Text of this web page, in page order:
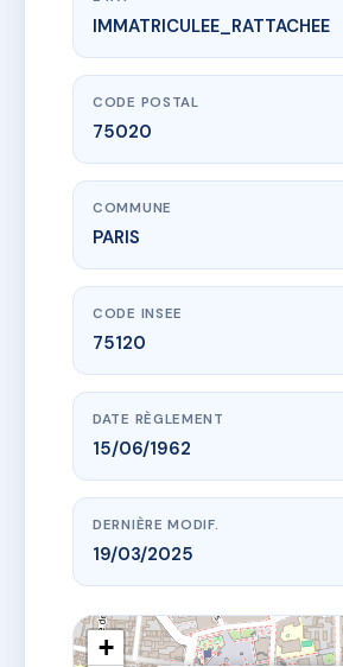
www.vme.plus/AB3453222
SOLEIL 32
32 r du soleil
IMMATRICULEE_RATTACHEE
CODE POSTAL
75020
COMMUNE
PARIS
CODE INSEE
75120
DATE RÈGLEMENT
15/06/1962
DERNIÈRE MODIF.
19/03/2025
+